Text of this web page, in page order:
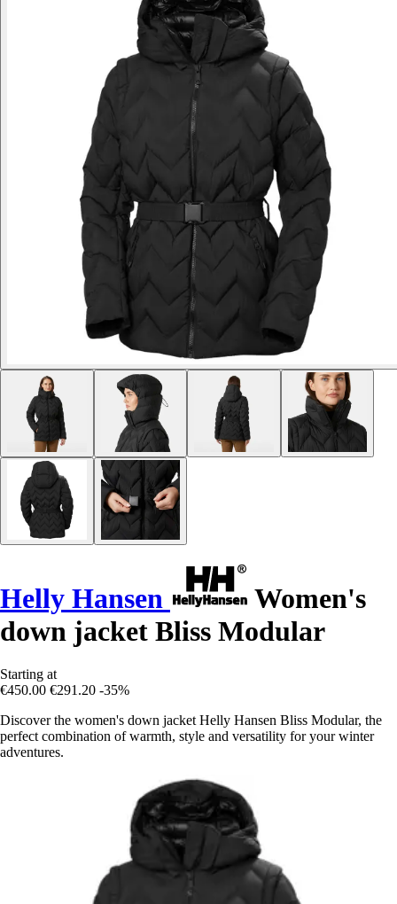
Helly Hansen
Women's
down jacket Bliss Modular
Starting at
€450.00 €291.20 -35%
Discover the women's down jacket Helly Hansen Bliss Modular, the
perfect combination of warmth, style and versatility for your winter
adventures.